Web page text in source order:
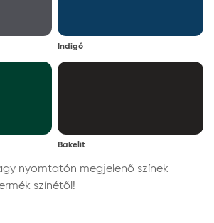
Indigó
Bakelit
nyomtatón megjelenő színek
színétől!